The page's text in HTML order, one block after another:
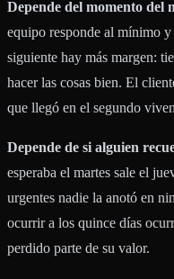
Depende del momento del
equipo responde al mínimo
siguiente hay más margen:
hacer las cosas bien. El
que llegó en el segundo
Depende de si alguien
esperaba el martes sale el
urgentes nadie la anotó en
ocurrir a los quince días
perdido parte de su valor.